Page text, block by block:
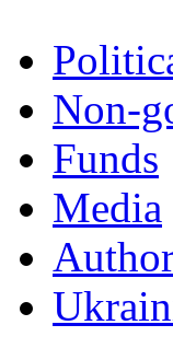
Non-
Funds
Мedia